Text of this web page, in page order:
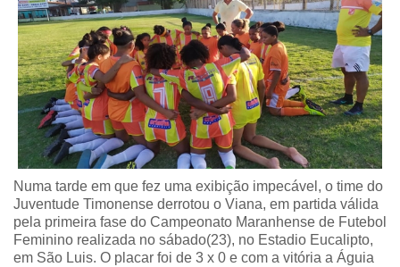
Numa tarde em que fez uma exibição impecável, o time do
Juventude Timonense derrotou o Viana, em partida válida
pela primeira fase do Campeonato Maranhense de Futebol
Feminino realizada no sábado(23), no Estadio Eucalipto,
em São Luis. O placar foi de 3 x 0 e com a vitória a Águia